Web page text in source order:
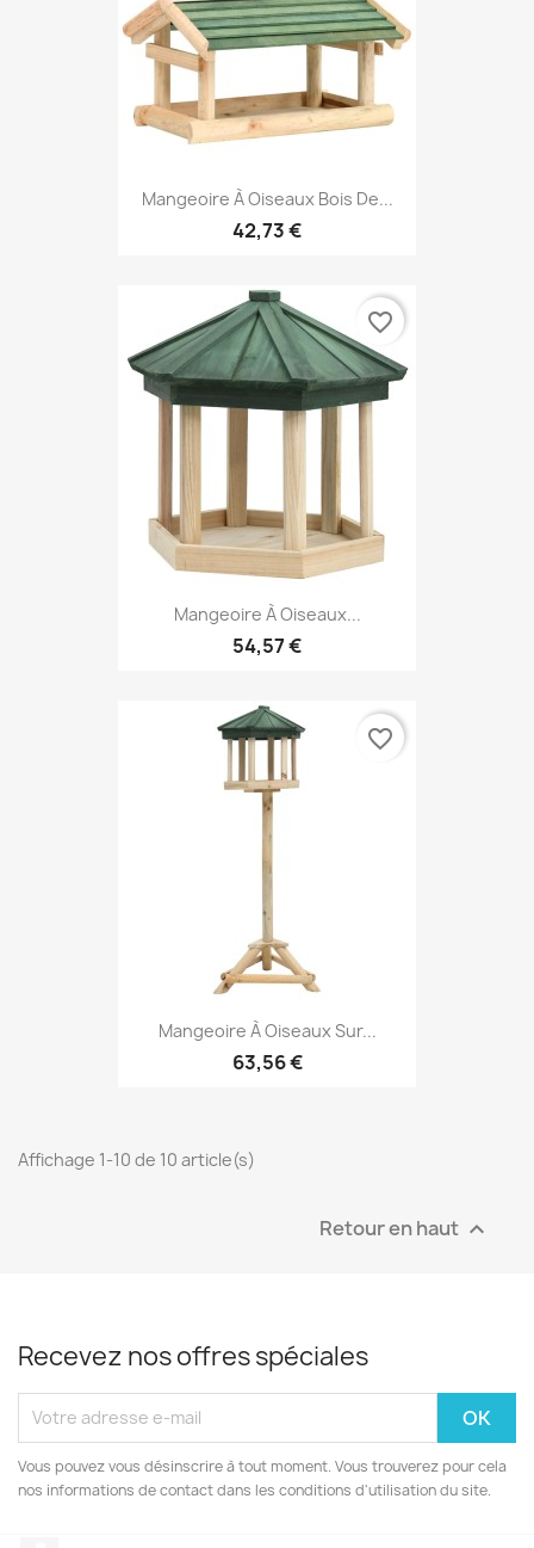
Mangeoire À Oiseaux Bois De...
42,73 €
Mangeoire À Oiseaux...
54,57 €
favorite_border
Mangeoire À Oiseaux Sur...
63,56 €
favorite_border
Affichage 1-10 de 10 article(s)
Retour en haut 
Recevez nos offres spéciales
Vous pouvez vous désinscrire à tout moment. Vous trouverez pour cela
nos informations de contact dans les conditions d'utilisation du site.